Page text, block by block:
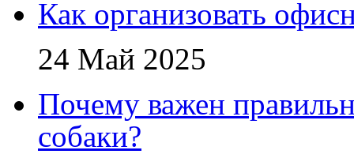
Как организовать
24 Май 2025
Почему важен
собаки?